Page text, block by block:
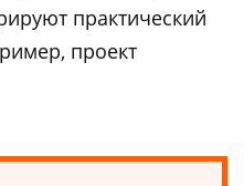
практический
проект